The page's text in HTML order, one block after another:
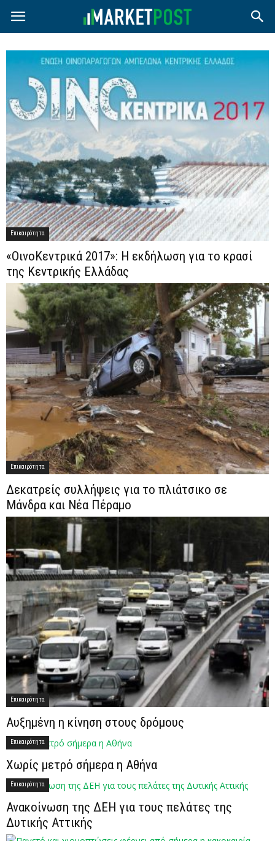
Επικαιρότητα
«ΟινοΚεντρικά 2017»: Η εκδήλωση για το κρασί
της Κεντρικής Ελλάδας
Επικαιρότητα
Δεκατρείς συλλήψεις για το πλιάτσικο σε
Μάνδρα και Νέα Πέραμο
Επικαιρότητα
Αυξημένη η κίνηση στους δρόμους
Επικαιρότητα
Χωρίς μετρό σήμερα η Αθήνα
Επικαιρότητα
Ανακοίνωση της ΔΕΗ για τους πελάτες της
Δυτικής Αττικής